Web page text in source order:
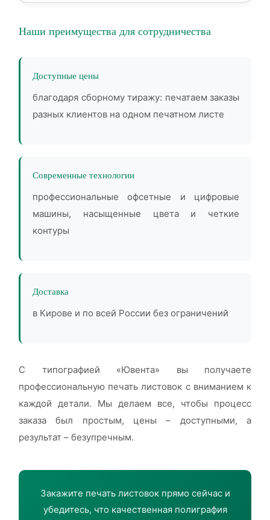
Наши преимущества для сотрудничества
Доступные цены
благодаря сборному тиражу: печатаем заказы
разных клиентов на одном печатном листе
Современные технологии
профессиональные офсетные и цифровые
машины, насыщенные цвета и четкие
контуры
Доставка
в Кирове и по всей России без ограничений
С типографией «Ювента» вы получаете
профессиональную печать листовок с вниманием к
каждой детали. Мы делаем все, чтобы процесс
заказа был простым, цены – доступными, а
результат – безупречным.
Закажите печать листовок прямо сейчас и
убедитесь, что качественная полиграфия